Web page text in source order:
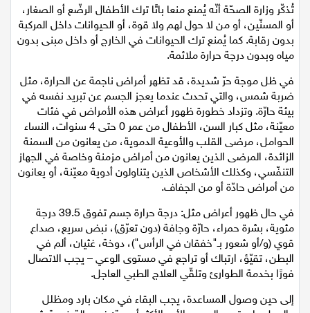
مقالات
مطبخ
صحة وطب
مجلة الحمرا
جمال وازياء
تكنولوجيا
ستوديو انتخابات 2022
تُذكّر وزارة الصحّة أنّه يُمنع منعا باتًا ترك الأطفال الرضّع أو الصغار،
أو المسنّين، أو من لا حول لهم ولا قوة، أو الحيوانات داخل المركبة
بدون رقابة. كما يُمنع ترك الحيوانات في الخارج أو داخل مبنى بدون
في ظل موجة حرّ شديدة، قد تظهر أمراض ناجمة عن الحرارة، مثل
ضربة شمس، والتي تحدث عندما يعجز الجسم عن تبريد نفسه في
بيئة حارّة. وتزداد خطورة ظهور أعراض هذه الأمراض في فئات
معيّنة، مثل كبار السن، الأطفال من عمر 0 حتى 4 سنوات، النساء
الحوامل، مرضى القلب والأوعية الدموية، من يعانون من السمنة
الزائدة، المرضى الذين يعانون من أمراض مزمنة وخاصة في الجهاز
التنفّسي، وكذلك الأشخاص الذين يتناولون أدوية معيّنة، أو يعانون
في حال ظهور أعراض مثل: درجة حرارة جسم تفوق 39.5 درجة
مئوية، بشرة حمراء، حارّة وجافة (دون تعرّق)، نبض سريع، صداع
قوي (و/أو شعور بـ"خفقان في الرأس")، دوخة، غثيان، ألم في
البطن، تقيّؤ، ارتباك أو تراجع في مستوى الوعي – يجب الاتصال